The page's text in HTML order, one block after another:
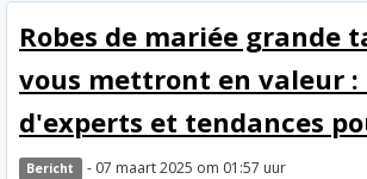
Robes de mariée grande
vous mettront en valeur :
d'experts et tendances
Bericht - 07 maart 2025 om 01:57 uur